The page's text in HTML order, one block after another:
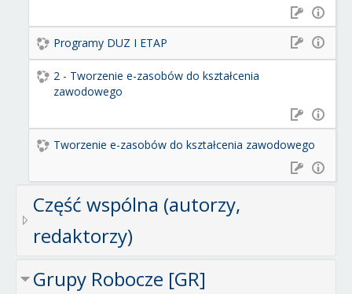
Programy DUZ I ETAP
2 - Tworzenie e-zasobów do kształcenia
zawodowego
Tworzenie e-zasobów do kształcenia zawodowego
Część wspólna (autorzy,
redaktorzy)
Grupy Robocze [GR]